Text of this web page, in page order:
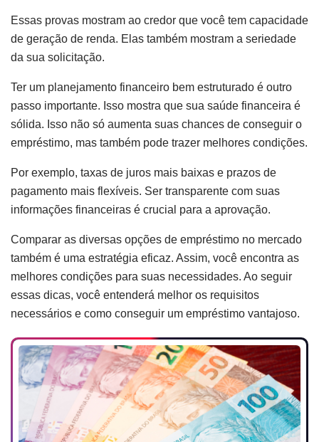
Essas provas mostram ao credor que você tem capacidade
de geração de renda. Elas também mostram a seriedade
da sua solicitação.
Ter um planejamento financeiro bem estruturado é outro
passo importante. Isso mostra que sua saúde financeira é
sólida. Isso não só aumenta suas chances de conseguir o
empréstimo, mas também pode trazer melhores condições.
Por exemplo, taxas de juros mais baixas e prazos de
pagamento mais flexíveis. Ser transparente com suas
informações financeiras é crucial para a aprovação.
Comparar as diversas opções de empréstimo no mercado
também é uma estratégia eficaz. Assim, você encontra as
melhores condições para suas necessidades. Ao seguir
essas dicas, você entenderá melhor os requisitos
necessários e como conseguir um empréstimo vantajoso.